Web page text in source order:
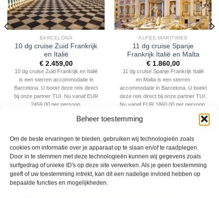
Beheer toestemming
Om de beste ervaringen te bieden, gebruiken wij technologieën zoals
cookies om informatie over je apparaat op te slaan en/of te raadplegen.
Door in te stemmen met deze technologieën kunnen wij gegevens zoals
surfgedrag of unieke ID's op deze site verwerken. Als je geen toestemming
geeft of uw toestemming intrekt, kan dit een nadelige invloed hebben op
bepaalde functies en mogelijkheden.
BARCELONA
10 dg cruise Zuid Frankrijk
en Italië
€2.459,00
10 dg cruise Zuid Frankrijk en Italië
is een sterren accommodatie in
Barcelona. U boekt deze reis direct
bij onze partner TUI. Nu vanaf EUR
2459.00 per persoon.
PRIJZEN EN BOEKEN
ALPES MARITIMES
11 dg cruise Spanje
Frankrijk Italië en Malta
€1.860,00
11 dg cruise Spanje Frankrijk Italië
en Malta is een sterren
accommodatie in Barcelona. U boekt
deze reis direct bij onze partner TUI.
Nu vanaf EUR 1860.00 per persoon.
PRIJZEN EN BOEKEN
WAT ZE OVER ONS ZEGGEN